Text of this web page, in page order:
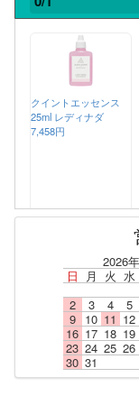
クイントエッセンス
25ml レディナダ
7,458円
2026
日
月 火 水
2
3 4 5
9
10 11 12
16 17 18 19
23 24 25 26
30 31